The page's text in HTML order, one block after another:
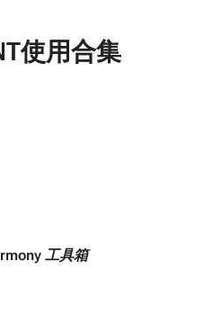
使用合集
工具箱